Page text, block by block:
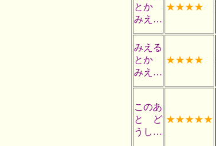
とか
みえ…
★★★★
みえる
とか
みえ…
★★★★
このあ
と ど
うし…
★★★★★